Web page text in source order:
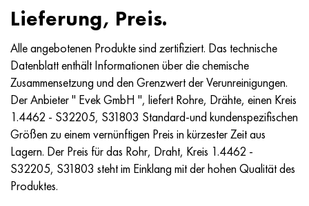
Lieferung, Preis.
Alle angebotenen Produkte sind zertifiziert. Das technische
Datenblatt enthält Informationen über die chemische
Zusammensetzung und den Grenzwert der Verunreinigungen.
Der Anbieter " Evek GmbH ", liefert Rohre, Drähte, einen Kreis
1.4462 - S32205, S31803 Standard-und kundenspezifischen
Größen zu einem vernünftigen Preis in kürzester Zeit aus
Lagern. Der Preis für das Rohr, Draht, Kreis 1.4462 -
S32205, S31803 steht im Einklang mit der hohen Qualität des
Produktes.
Nitronic 60
Nitronic 75
Nimonik 80a
Nimonik 90
Nimonik 263
Haynes 25
81NMA
Arten von Präzisionslegierungen
Thermometalle
Präzisionsrohre
HN78T
HN80TBYU
N65M
N70MFV
Titan 40
Legierung 31 - 1.4562
Legierung 254smo® - 1.4547
Legierung 926 - 1.4529
AM-350 - ams 5548
AM-355 - ams 5547
Sustom 450® - uns S45000
37H12N8G8МFB
40H10S2М
40H9S2
45H14N14V2М
50H14МF
65H13
34HN3MA, 36NiCrMo16, 35NiCrMo16
35hgs, 35hgs
35hgsa, 35hgsa
AS35G2, 36smnpb14, 1.0765
38H2N2MA, 34CrNiMo6, 40NiCrMo7
40HN2MA, 34CrNiMo4, 36hnm